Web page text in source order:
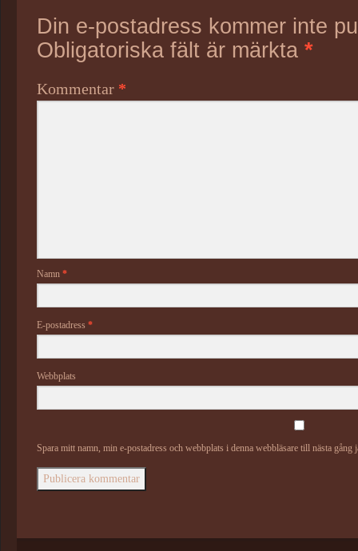
Din e-postadress kommer inte
Obligatoriska fält är märkta *
Kommentar *
Namn *
E-postadress *
Webbplats
Spara mitt namn, min e-postadress och webbplats i denna webbläsare till nästa gång